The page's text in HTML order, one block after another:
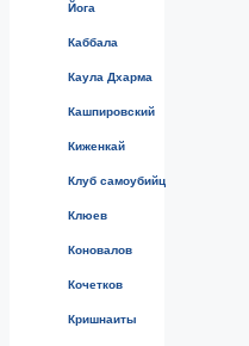
Йога
Каббала
Каула Дхарма
Кашпировский
Киженкай
Клуб самоубийц
Клюев
Коновалов
Кочетков
Кришнаиты